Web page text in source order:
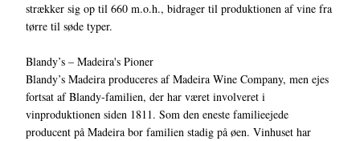
strækker sig op til 660 m.o.h., bidrager til produktionen af vine fra
tørre til søde typer.
Blandy’s – Madeira's Pioner
Blandy’s Madeira produceres af Madeira Wine Company, men ejes
fortsat af Blandy-familien, der har været involveret i
vinproduktionen siden 1811. Som den eneste familieejede
producent på Madeira bor familien stadig på øen. Vinhuset har